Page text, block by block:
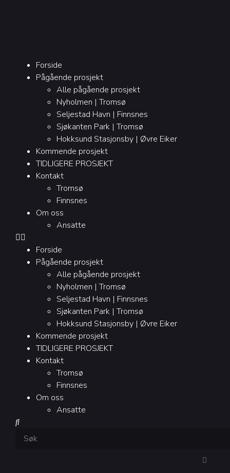
Forside
Pågående prosjekt
Alle pågående prosjekt
Nyholmen | Tromsø
Seljestad Havn | Finnsnes
Sjøkanten Park | Tromsø
Hokksund Stasjonsby | Øvre Eiker
Kommende prosjekt
TIDLIGERE PROSJEKT
Kontakt
Tromsø
Finnsnes
Om oss
Ansatte
Forside
Pågående prosjekt
Alle pågående prosjekt
Nyholmen | Tromsø
Seljestad Havn | Finnsnes
Sjøkanten Park | Tromsø
Hokksund Stasjonsby | Øvre Eiker
Kommende prosjekt
TIDLIGERE PROSJEKT
Kontakt
Tromsø
Finnsnes
Om oss
Ansatte